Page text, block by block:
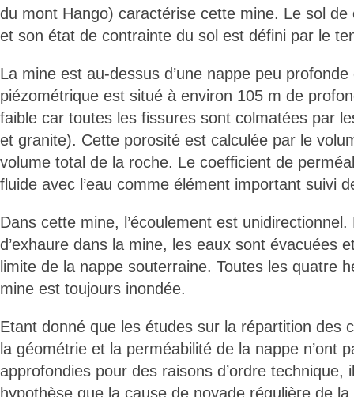
du mont Hango) caractérise cette mine. Le sol
et son état de contrainte du sol est défini par le
La mine est au-dessus d’une nappe peu
piézométrique est situé à environ 105 m de
faible car toutes les fissures sont colmatées par
et granite). Cette porosité est calculée par le
volume total de la roche. Le coefficient de
fluide avec l’eau comme élément important suivi
Dans cette mine, l’écoulement est
d’exhaure dans la mine, les eaux sont évacuées
limite de la nappe souterraine. Toutes les quatre
mine est toujours inondée.
Etant donné que les études sur la répartition des
la géométrie et la perméabilité de la nappe n’ont
approfondies pour des raisons d’ordre technique,
hypothèse que la cause de noyade régulière de